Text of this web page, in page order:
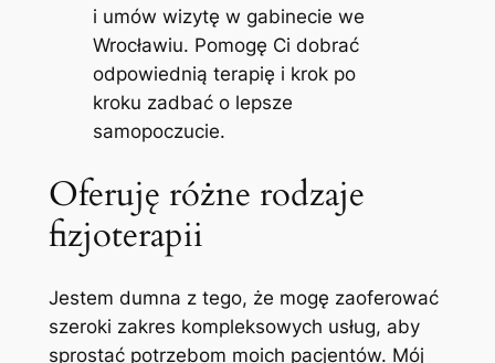
i umów wizytę w gabinecie we
Wrocławiu. Pomogę Ci dobrać
odpowiednią terapię i krok po
kroku zadbać o lepsze
samopoczucie.
Oferuję różne rodzaje
fizjoterapii
Jestem dumna z tego, że mogę zaoferować
szeroki zakres kompleksowych usług, aby
sprostać potrzebom moich pacjentów. Mój